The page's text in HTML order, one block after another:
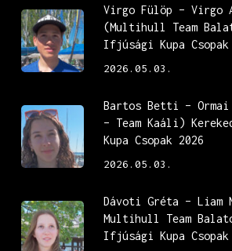
Virgo Fülöp – Virgo
(Multihull Team
Ifjúsági Kupa Csopak
2026.05.03.
Bartos Betti – Ormai
– Team Kaáli)
Kupa Csopak 2026
2026.05.03.
Dávoti Gréta – Liam
Multihull Team
Ifjúsági Kupa Csopak